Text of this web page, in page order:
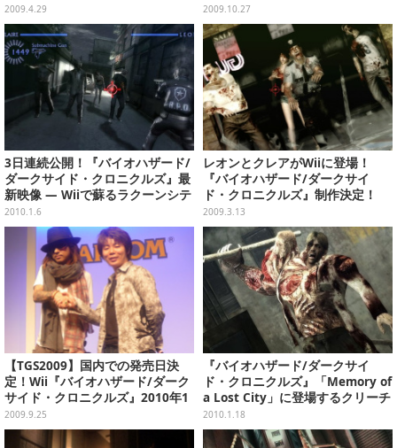
2009.4.29
売決定！
2009.10.27
3日連続公開！『バイオハザード/
ダークサイド・クロニクルズ』最
新映像 ― Wiiで蘇るラクーンシテ
ィの恐怖
2010.1.6
レオンとクレアがWiiに登場！
『バイオハザード/ダークサイ
ド・クロニクルズ』制作決定！
2009.3.13
【TGS2009】国内での発売日決
定！Wii『バイオハザード/ダーク
サイド・クロニクルズ』2010年1
月14日発売！
2009.9.25
『バイオハザード/ダークサイ
ド・クロニクルズ』「Memory of
a Lost City」に登場するクリーチ
ャーを紹介
2010.1.18